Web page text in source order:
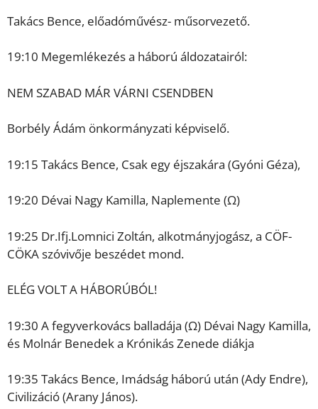
Takács Bence, előadóművész- műsorvezető.
19:10 Megemlékezés a háború áldozatairól:
NEM SZABAD MÁR VÁRNI CSENDBEN
Borbély Ádám önkormányzati képviselő.
19:15 Takács Bence, Csak egy éjszakára (Gyóni Géza),
19:20 Dévai Nagy Kamilla, Naplemente (Ω)
19:25 Dr.Ifj.Lomnici Zoltán, alkotmányjogász, a CÖF-
CÖKA szóvivője beszédet mond.
ELÉG VOLT A HÁBORÚBÓL!
19:30 A fegyverkovács balladája (Ω) Dévai Nagy Kamilla,
és Molnár Benedek a Krónikás Zenede diákja
19:35 Takács Bence, Imádság háború után (Ady Endre),
Civilizáció (Arany János).